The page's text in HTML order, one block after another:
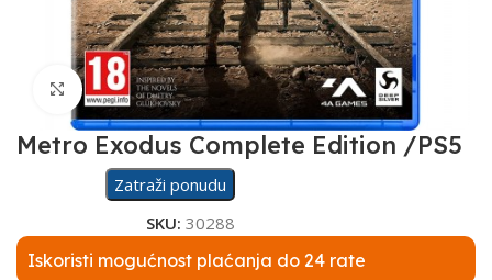
Click to enlarge
Metro Exodus Complete Edition /PS5
Zatraži ponudu
SKU: 30288
Iskoristi mogućnost plaćanja do 24 rate